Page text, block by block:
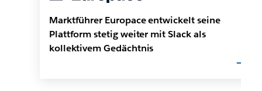
Marktführer Europace entwickelt seine
Plattform stetig weiter mit Slack als
kollektivem Gedächtnis